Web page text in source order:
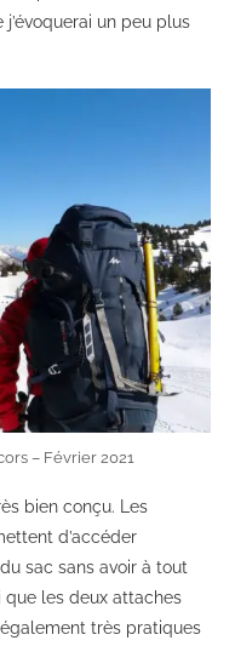
j’évoquerai un peu plus
– Février 2021
bien conçu. Les
d’accéder
sac sans avoir à tout
que les deux attaches
très pratiques